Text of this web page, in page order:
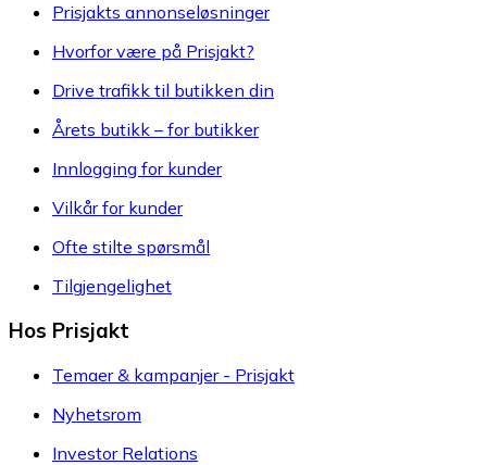
Prisjakts annonseløsninger
Hvorfor være på Prisjakt?
Drive trafikk til butikken din
Årets butikk – for butikker
Innlogging for kunder
Vilkår for kunder
Ofte stilte spørsmål
Tilgjengelighet
Hos Prisjakt
Temaer & kampanjer - Prisjakt
Nyhetsrom
Investor Relations